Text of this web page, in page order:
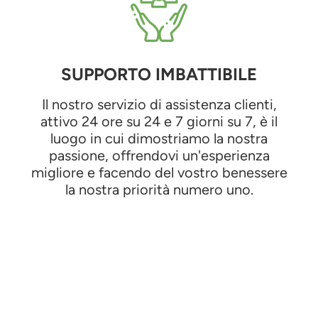
SUPPORTO IMBATTIBILE
Il nostro servizio di assistenza clienti,
attivo 24 ore su 24 e 7 giorni su 7, è il
luogo in cui dimostriamo la nostra
passione, offrendovi un'esperienza
migliore e facendo del vostro benessere
la nostra priorità numero uno.